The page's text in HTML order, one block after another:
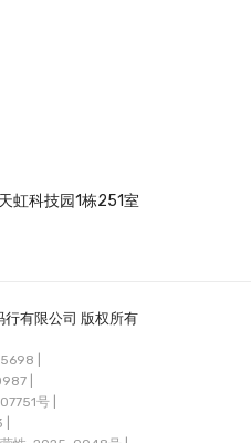
虹科技园1栋251室
有限公司 版权所有
|
|
号 |